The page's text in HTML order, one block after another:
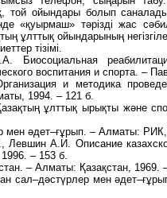
той ойындары болып
«қуырмаш» тәрізді жас
ұлттық ойындарының
тізімі.
Биосоциальная
воспитания и спорта. –
и методика
1994. – 121 б.
ұлттық ырықты және
мен әдет–ғұрып. – Алматы:
А.И. Описание
– 153 б.
– Алматы: Қазақстан, 1969.
сал–дәстүрлер мен